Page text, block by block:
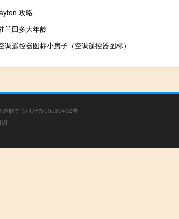
攻略
兰田多大年龄
调遥控器图标小房子（空调遥控器图标）
难解答 陕ICP备05039492号
谢